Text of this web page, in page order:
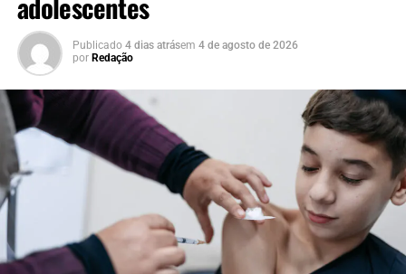
Publicado 4 dias atrásem 4 de agosto de 2026
por Redação